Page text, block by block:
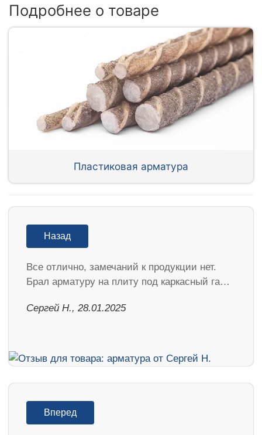
Подробнее о товаре
Пластиковая арматура
Назад
Все отлично, замечаний к продукции нет.
Брал арматуру на плиту под каркасный га…
Сергей Н., 28.01.2025
Вперед